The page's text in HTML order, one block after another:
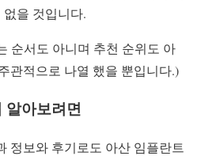
을 것입니다.
순서도 아니며 추천 순위도 아
관적으로 나열 했을 뿐입니다.)
알아보려면
정보와 후기로도 아산 임플란트